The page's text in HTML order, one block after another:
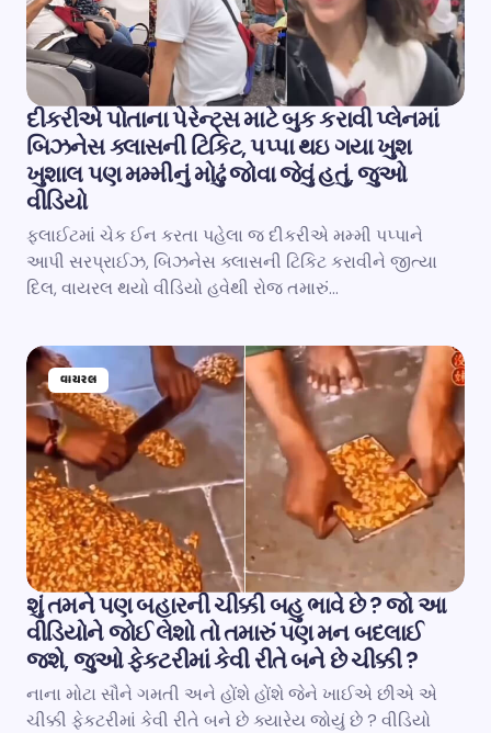
દીકરીએ પોતાના પેરેન્ટ્સ માટે બુક કરાવી પ્લેનમાં
બિઝનેસ ક્લાસની ટિકિટ, પપ્પા થઇ ગયા ખુશ
ખુશાલ પણ મમ્મીનું મોઢું જોવા જેવું હતું, જુઓ
વીડિયો
ફ્લાઈટમાં ચેક ઈન કરતા પહેલા જ દીકરીએ મમ્મી પપ્પાને
આપી સરપ્રાઈઝ, બિઝનેસ ક્લાસની ટિકિટ કરાવીને જીત્યા
દિલ, વાયરલ થયો વીડિયો હવેથી રોજ તમારું…
વાયરલ
શું તમને પણ બહારની ચીક્કી બહુ ભાવે છે ? જો આ
વીડિયોને જોઈ લેશો તો તમારું પણ મન બદલાઈ
જશે, જુઓ ફેકટરીમાં કેવી રીતે બને છે ચીક્કી ?
નાના મોટા સૌને ગમતી અને હોંશે હોંશે જેને ખાઈએ છીએ એ
ચીક્કી ફેકટરીમાં કેવી રીતે બને છે ક્યારેય જોયું છે ? વીડિયો